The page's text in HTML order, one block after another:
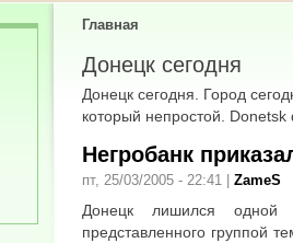
Главная
Донецк сегодня
Донецк сегодня. Город
который непростой.
Негробанк
пт, 25/03/2005 - 22:41 | ZameS
Донецк лишился
представленного группой